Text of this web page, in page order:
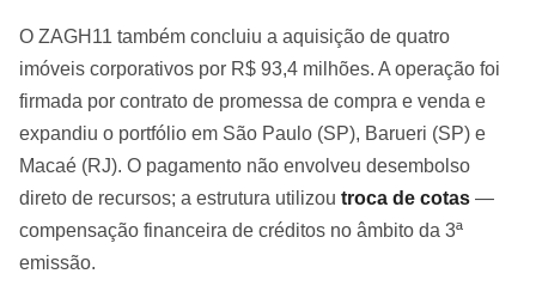
O ZAGH11 também concluiu a aquisição de quatro
imóveis corporativos por R$ 93,4 milhões. A operação foi
firmada por contrato de promessa de compra e venda e
expandiu o portfólio em São Paulo (SP), Barueri (SP) e
Macaé (RJ). O pagamento não envolveu desembolso
direto de recursos; a estrutura utilizou troca de cotas —
compensação financeira de créditos no âmbito da 3ª
emissão.